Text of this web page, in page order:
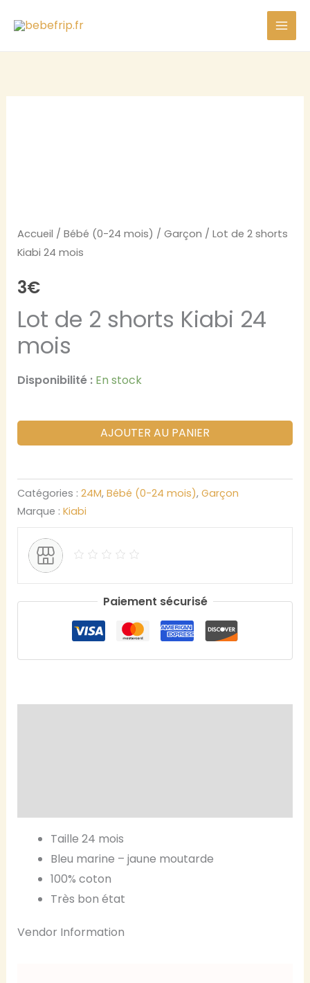
contenu
Accueil / Bébé (0-24 mois) / Garçon / Lot de 2 shorts
Kiabi 24 mois
3€
Lot de 2 shorts Kiabi 24
mois
Disponibilité : En stock
Kiabi
24
AJOUTER AU PANIER
Catégories : 24M, Bébé (0-24 mois), Garçon
Marque : Kiabi
Paiement sécurisé
Taille 24 mois
Bleu marine – jaune moutarde
100% coton
Très bon état
Vendor Information
de
24